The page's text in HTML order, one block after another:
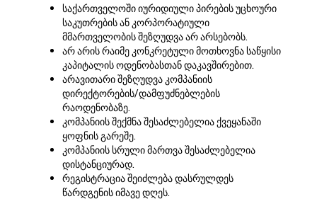
საქართველოში იურიდიული პირების უცხოური
საკუთრების ან კორპორატიული
მმართველობის შეზღუდვა არ არსებობს.
არ არის რაიმე კონკრეტული მოთხოვნა საწყისი
კაპიტალის ოდენობასთან დაკავშირებით.
არავითარი შეზღუდვა კომპანიის
დირექტორების/დამფუძნებლების
რაოდენობაზე.
კომპანიის შექმნა შესაძლებელია ქვეყანაში
ყოფნის გარეშე.
კომპანიის სრული მართვა შესაძლებელია
დისტანციურად.
რეგისტრაცია შეიძლება დასრულდეს
წარდგენის იმავე დღეს.